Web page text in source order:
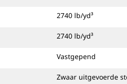
2740 lb/yd³
2740 lb/yd³
Vastgepend
Zwaar uitgevoerde